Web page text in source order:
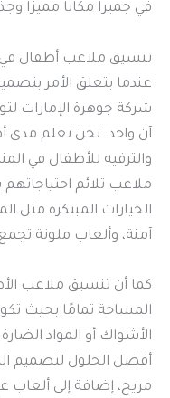
في جميرا مكانًا مميزًا
تنسيق ملاعب أطفال في
عندما يتعلق الأمر
شركة جوهرة الإمارات
آن واحد. نحن نعلم
والترفيه للأطفال في
ملاعب تلائم
الخيارات المبتكرة مثل
آمنة، وألعاب ملونة تجمع
كما أن تنسيق ملاعب
المساحة تمامًا بحيث
الأشواك أو المواد
أفضل الحلول لتصميم
مريح، إضافة إلى ألعاب